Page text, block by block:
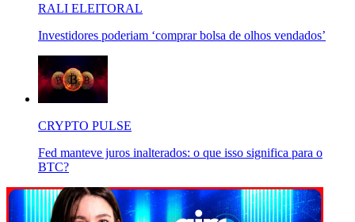
RALI ELEITORAL
Investidores poderiam ‘comprar bolsa de olhos vendados’
CRYPTO PULSE
Fed manteve juros inalterados: o que isso significa para o
BTC?